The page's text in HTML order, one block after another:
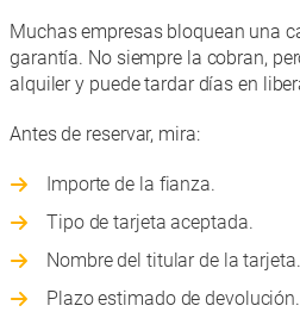
Muchas empresas bloquean una
garantía. No siempre la cobran,
alquiler y puede tardar días en
Antes de reservar, mira:
Importe de la fianza.
Tipo de tarjeta aceptada.
Nombre del titular de la tarjeta.
Plazo estimado de devolución.